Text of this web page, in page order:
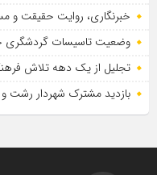
خبرنگاری، روایت حقیقت و
وضعیت تاسیسات گردشگری
تجلیل از یک دهه تلاش
بازدید مشترک شهردار رشت